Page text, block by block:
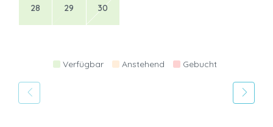
28 29 30
Verfügbar Anstehend Gebucht